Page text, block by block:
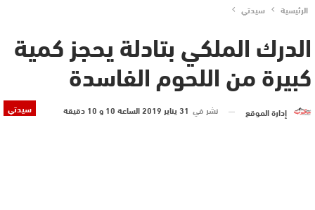
الرئيسية سيدتي
الدرك الملكي بتادلة يحجز كمية
كبيرة من اللحوم الفاسدة
سيدتي إدارة الموقع نشر في 31 يناير 2019 الساعة 10 و 10 دقيقة